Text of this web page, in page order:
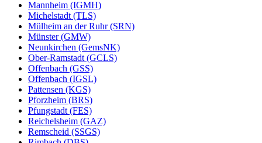
Mannheim (IGMH)
Michelstadt (TLS)
Mülheim an der Ruhr (SRN)
Münster (GMW)
Neunkirchen (GemsNK)
Ober-Ramstadt (GCLS)
Offenbach (GSS)
Offenbach (IGSL)
Pattensen (KGS)
Pforzheim (BRS)
Pfungstadt (FES)
Reichelsheim (GAZ)
Remscheid (SSGS)